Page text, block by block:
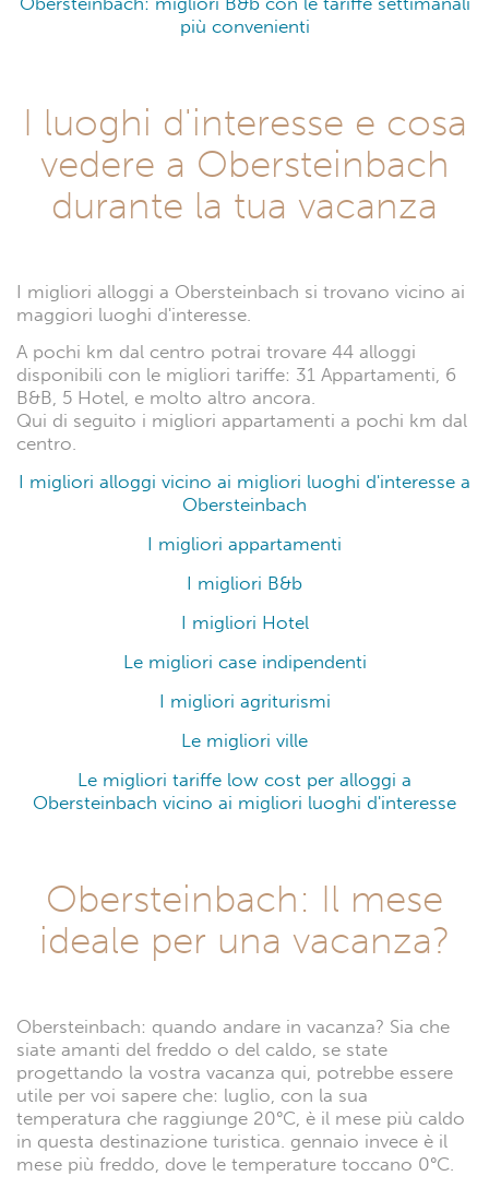
costa alloggiare?
Alloggi per vacanze a Obersteinbach, quanto costa?
media di 200 euro a notte.
Obersteinbach: I migliori alloggi con il miglior prezzo
Obersteinbach: I migliori appartamenti vacanza con
la migliore tariffa per un week end low cost
Obersteinbach: migliori B&b con le tariffe settimanali
I luoghi d'interesse e cosa
vedere a Obersteinbach
durante la tua vacanza
I migliori alloggi a Obersteinbach si trovano vicino ai
maggiori luoghi d'interesse.
A pochi km dal centro potrai trovare 44 alloggi
disponibili con le migliori tariffe: 31 Appartamenti, 6
B&B, 5 Hotel, e molto altro ancora.
I migliori alloggi vicino ai migliori luoghi d'interesse a
I migliori appartamenti
I migliori Hotel
Le migliori case indipendenti
I migliori agriturismi
Le migliori ville